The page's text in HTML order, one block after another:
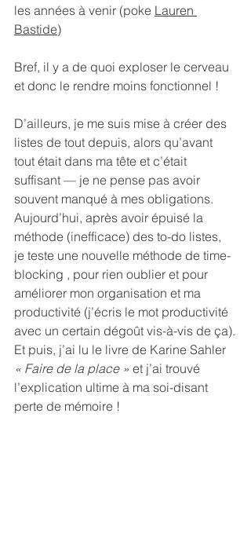
les années à venir (poke Lauren
Bastide)
Bref, il y a de quoi exploser le cerveau
et donc le rendre moins fonctionnel !
D’ailleurs, je me suis mise à créer des
listes de tout depuis, alors qu’avant
tout était dans ma tête et c’était
suffisant — je ne pense pas avoir
souvent manqué à mes obligations.
Aujourd’hui, après avoir épuisé la
méthode (inefficace) des to-do listes,
je teste une nouvelle méthode de time-
blocking , pour rien oublier et pour
améliorer mon organisation et ma
productivité (j’écris le mot productivité
avec un certain dégoût vis-à-vis de ça).
Et puis, j’ai lu le livre de Karine Sahler
« Faire de la place » et j’ai trouvé
l’explication ultime à ma soi-disant
perte de mémoire !